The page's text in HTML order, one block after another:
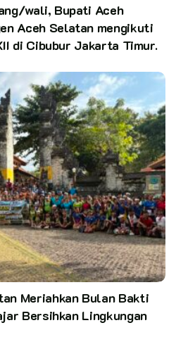
wali, Bupati Aceh
Aceh Selatan mengikuti
di Cibubur Jakarta Timur.
Meriahkan Bulan Bakti
Bersihkan Lingkungan